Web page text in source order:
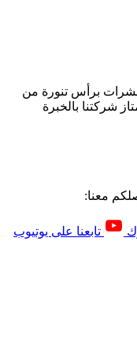
برأس تنورة من
شركتنا بالخبرة
معنا:
تابعنا على يوتيوب